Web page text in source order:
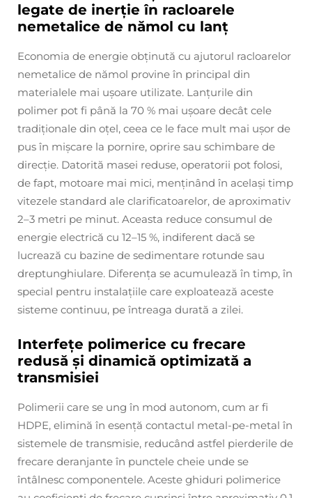
legate de inerție în racloarele
nemetalice de nămol cu lanț
Economia de energie obținută cu ajutorul racloarelor
nemetalice de nămol provine în principal din
materialele mai ușoare utilizate. Lanțurile din
polimer pot fi până la 70 % mai ușoare decât cele
tradiționale din oțel, ceea ce le face mult mai ușor de
pus în mișcare la pornire, oprire sau schimbare de
direcție. Datorită masei reduse, operatorii pot folosi,
de fapt, motoare mai mici, menținând în același timp
vitezele standard ale clarificatoarelor, de aproximativ
2–3 metri pe minut. Aceasta reduce consumul de
energie electrică cu 12–15 %, indiferent dacă se
lucrează cu bazine de sedimentare rotunde sau
dreptunghiulare. Diferența se acumulează în timp, în
special pentru instalațiile care exploatează aceste
sisteme continuu, pe întreaga durată a zilei.
Interfețe polimerice cu frecare
redusă și dinamică optimizată a
transmisiei
Polimerii care se ung în mod autonom, cum ar fi
HDPE, elimină în esență contactul metal-pe-metal în
sistemele de transmisie, reducând astfel pierderile de
frecare deranjante în punctele cheie unde se
întâlnesc componentele. Aceste ghiduri polimerice